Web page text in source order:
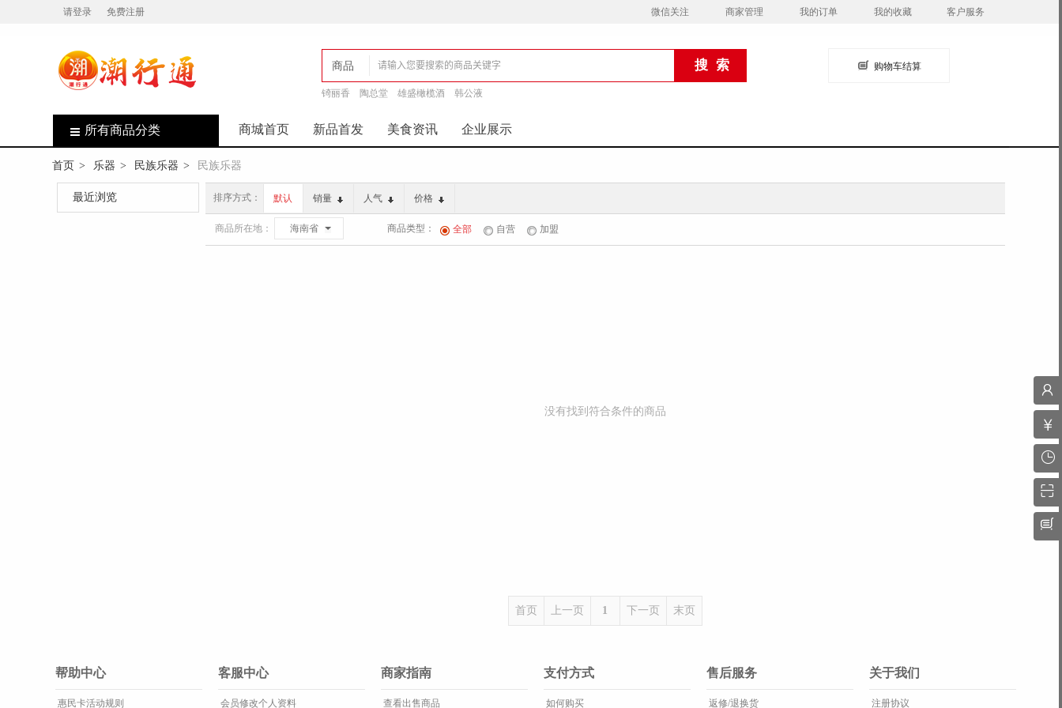
请登录 免费注册 微信关注 商家管理 我的订单 我的收藏 客户服务
商品
店铺
锜丽香 陶总堂 雄盛橄榄酒 韩公液
购物车结算
所有商品分类 商城首页 新品首发 美食资讯 企业展示
首页 > 乐器 > 民族乐器 > 民族乐器
最近浏览 排序方式： 默认 销量 人气 价格
商品所在地： 海南省 商品类型： 全部 自营 加盟
没有找到符合条件的商品
首页 上一页 1 下一页 末页
帮助中心
惠民卡活动规则
客服中心
会员修改个人资料
商家指南
查看出售商品
支付方式
如何购买
售后服务
返修/退换货
关于我们
注册协议